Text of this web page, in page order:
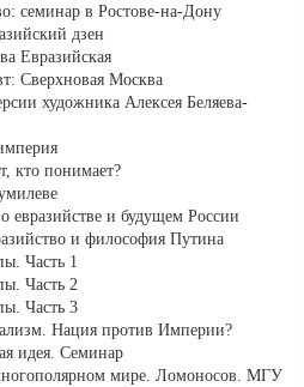
семинар в Ростове-на-Дону
дзен
Евразийская
Сверхновая Москва
художника Алексея Беляева-
кто понимает?
евразийстве и будущем России
и философия Путина
Часть 1
Часть 2
Часть 3
Нация против Империи?
идея. Семинар
мире. Ломоносов. МГУ